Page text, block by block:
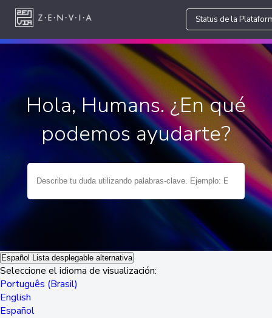
Status de la
Hola, Humans. ¿En qué
podemos ayudarte?
Español Lista desplegable alternativa
Seleccione el idioma de visualización:
Português (Brasil)
English
Español